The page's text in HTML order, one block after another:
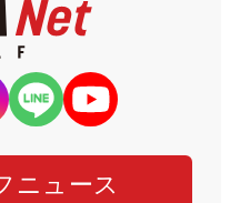
ニュース